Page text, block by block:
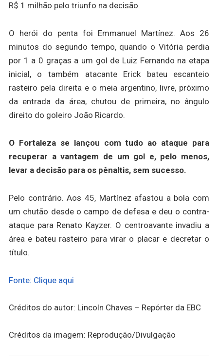
R$ 1 milhão pelo triunfo na decisão.
O herói do penta foi Emmanuel Martínez. Aos 26
minutos do segundo tempo, quando o Vitória perdia
por 1 a 0 graças a um gol de Luiz Fernando na etapa
inicial, o também atacante Erick bateu escanteio
rasteiro pela direita e o meia argentino, livre, próximo
da entrada da área, chutou de primeira, no ângulo
direito do goleiro João Ricardo.
O Fortaleza se lançou com tudo ao ataque para
recuperar a vantagem de um gol e, pelo menos,
levar a decisão para os pênaltis, sem sucesso.
Pelo contrário. Aos 45, Martínez afastou a bola com
um chutão desde o campo de defesa e deu o contra-
ataque para Renato Kayzer. O centroavante invadiu a
área e bateu rasteiro para virar o placar e decretar o
título.
Fonte: Clique aqui
Créditos do autor: Lincoln Chaves – Repórter da EBC
Créditos da imagem: Reprodução/Divulgação